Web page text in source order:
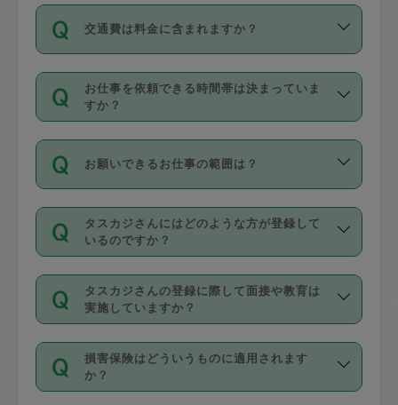
を行う際にご入力ください。プロフィー
ル登録時にはご入力いただかなくても大
丈夫です。
デビットカード・プリペイドカード（Vプ
リカ、au WALLETなど）は支払にはご利
銀行振込や現金払いも対応していませ
なお、タスカジさんの交通費も、依頼料
金のご請求と合わせてお支払いとなりま
動計算で表示されます。
依頼には「スポット」と「定期（毎週｜
隔週）」があり、「定期」の依頼は「ス
ポット」よりお得な料金でご利用できま
す。
定期の最低利用回数は設けていない代わ
りに、一定数を超えたキャンセルは有償
（例：毎週定期の場合は３回以上のキャ
ンセルが有償（1200円、隔週定期の場合
は２回以上のキャンセルが有償（1200
交通費は料金に含まれますか？
交通費は依頼料金とは別途発生し、依頼
料金のご請求と合わせてお支払いとなり
ます。交通費の金額は「依頼の詳細」に
お仕事を依頼できる時間帯は決まっていま
すか？
時間帯は3種類あります。いずれも１回あ
たり３時間です。
・ＡＭ ９時～１２時
・ＰＭ １３時～１６時
・夜 １８時～２１時
開始時間を２時間前後変更することが可
能です。依頼送信後、個別にタスカジさ
んにメッセージを送り調整してくださ
い。ただし、２時間を越えての調整はで
お願いできるお仕事の範囲は？
掃除、整理収納、洗濯、買い物、料理、
作り置きです。タスカジさんによってで
きる仕事の範囲が異なりますので、依頼
する前にタスカジさんのプロフィールで
確認してください。
基本的に、高所での作業や危険作業、屋
外での作業は対象外です。
タスカジさんにはどのような方が登録して
いるのですか？
主婦として長年の家事経験をお持ちの
方、栄養士・調理師といった資格者で保
育園や学校の給食やレストランで料理関
係の専門職に従事されていた方、日本で
すでにハウスキーパーや英語の先生とし
てお仕事をしているフィリピン出身の
タスカジさんの登録に際して面接や教育は
実施していますか？
応募の際に、各自事務局との面接と説明
を行っています。その後、身分証明書の
写真提出をしていただいています。外国
損害保険はどういうものに適用されます
か？